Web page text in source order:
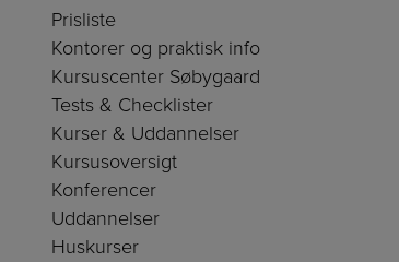
Prisliste
Kontorer og praktisk info
Kursuscenter Søbygaard
Tests & Checklister
Kurser & Uddannelser
Kursusoversigt
Konferencer
Uddannelser
Huskurser